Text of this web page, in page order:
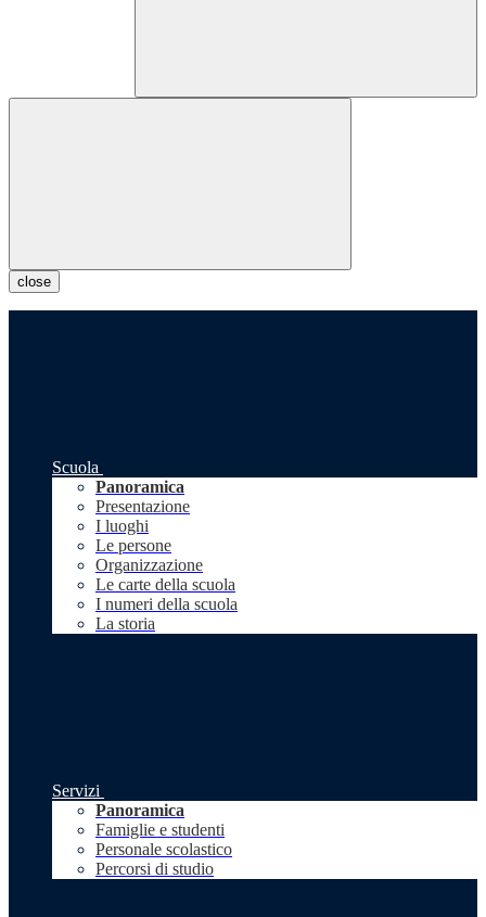
close
Scuola
Panoramica
Presentazione
I luoghi
Le persone
Organizzazione
Le carte della scuola
I numeri della scuola
La storia
Servizi
Panoramica
Famiglie e studenti
Personale scolastico
Percorsi di studio